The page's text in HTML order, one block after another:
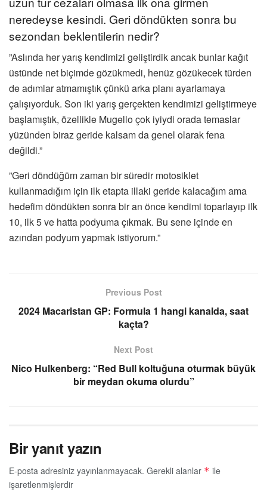
neredeyse kesindi. Geri döndükten sonra bu
sezondan beklentilerin nedir?
”Aslında her yarış kendimizi geliştirdik ancak bunlar kağıt
üstünde net biçimde gözükmedi, henüz gözükecek türden
de adımlar atmamıştık çünkü arka planı ayarlamaya
çalışıyorduk. Son iki yarış gerçekten kendimizi geliştirmeye
başlamıştık, özellikle Mugello çok iyiydi orada temaslar
yüzünden biraz geride kalsam da genel olarak fena
değildi.”
”Geri döndüğüm zaman bir süredir motosiklet
kullanmadığım için ilk etapta illaki geride kalacağım ama
hedefim döndükten sonra bir an önce kendimi toparlayıp ilk
10, ilk 5 ve hatta podyuma çıkmak. Bu sene içinde en
azından podyum yapmak istiyorum.”
Previous Post
2024 Macaristan GP: Formula 1 hangi kanalda, saat
kaçta?
Next Post
Nico Hulkenberg: “Red Bull koltuğuna oturmak büyük
bir meydan okuma olurdu”
Bir yanıt yazın
E-posta adresiniz yayınlanmayacak. Gerekli alanlar * ile
işaretlenmişlerdir